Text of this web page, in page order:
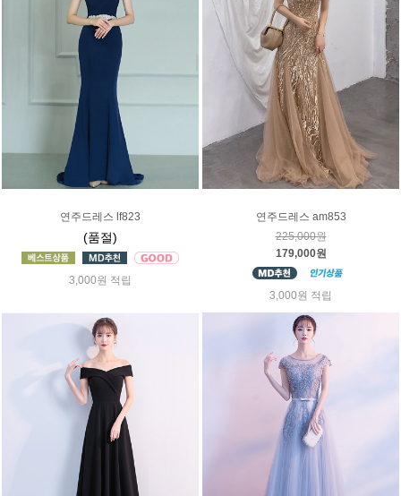
연주드레스 lf823
(품절)
3,000원 적립
연주드레스 am853
225,000원
179,000원
3,000원 적립